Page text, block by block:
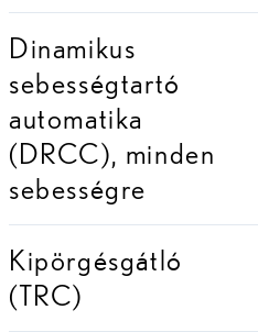
Dinamikus
sebességtartó
automatika
(DRCC), minden
sebességre
Kipörgésgátló
(TRC)